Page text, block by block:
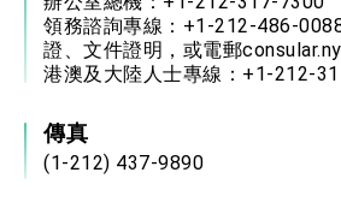
領務諮詢專線：+1-212-486-
證、文件證明，或電郵
港澳及大陸人士專線：+1-212-
傳真
(1-212) 437-9890